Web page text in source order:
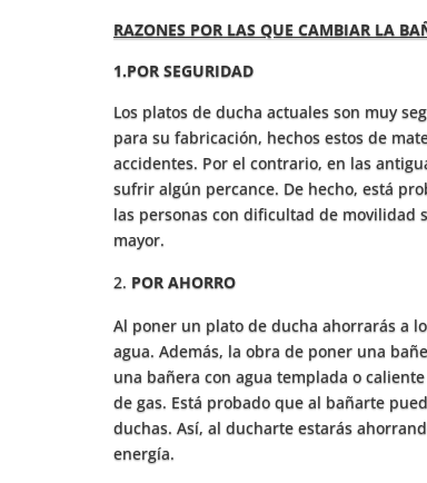
RAZONES POR LAS QUE CAMBIAR LA
1.POR SEGURIDAD
Los platos de ducha actuales son muy
para su fabricación, hechos estos de
accidentes. Por el contrario, en las
sufrir algún percance. De hecho, está
las personas con dificultad de movilidad
mayor.
POR AHORRO
Al poner un plato de ducha ahorrarás a
agua. Además, la obra de poner una
una bañera con agua templada o
de gas. Está probado que al bañarte
duchas. Así, al ducharte estarás
energía.